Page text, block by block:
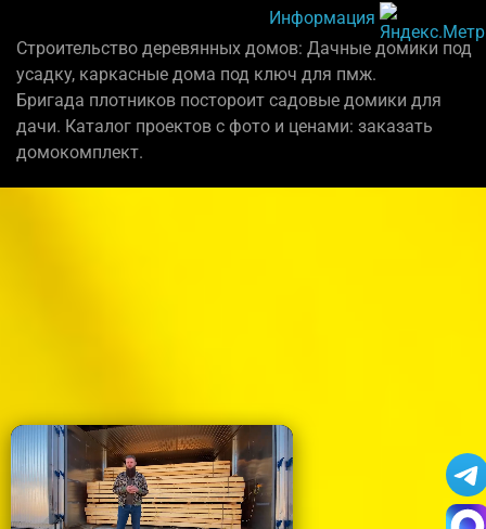
Информация
Строительство деревянных домов: Дачные домики под
усадку, каркасные дома под ключ для пмж.
Бригада плотников постороит садовые домики для
дачи. Каталог проектов с фото и ценами: заказать
домокомплект.